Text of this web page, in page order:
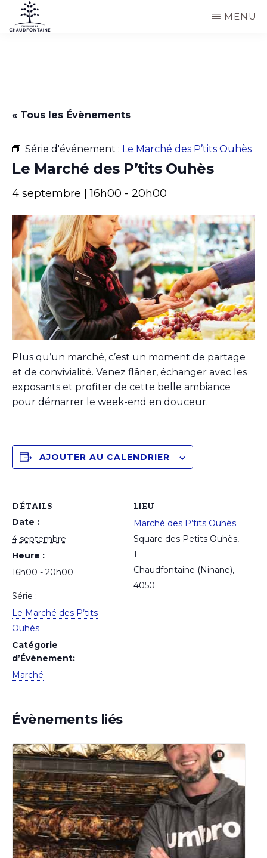
Passer
au
commune
Chaudfontaine
MENU
« Tous les Évènements
Série d'événement : Le Marché des P’tits Ouhès
Le Marché des P’tits Ouhès
4 septembre | 16h00 - 20h00
Plus qu’un marché, c’est un moment de partage
et de convivialité. Venez flâner, échanger avec les
exposants et profiter de cette belle ambiance
pour démarrer le week-end en douceur.
AJOUTER AU CALENDRIER
DÉTAILS
Date :
4 septembre
Heure :
16h00 - 20h00
Série :
Le Marché des P’tits
Ouhès
Catégorie
d’Évènement:
Marché
LIEU
Marché des P’tits Ouhès
Square des Petits Ouhès,
1
Chaudfontaine (Ninane),
4050
Évènements liés